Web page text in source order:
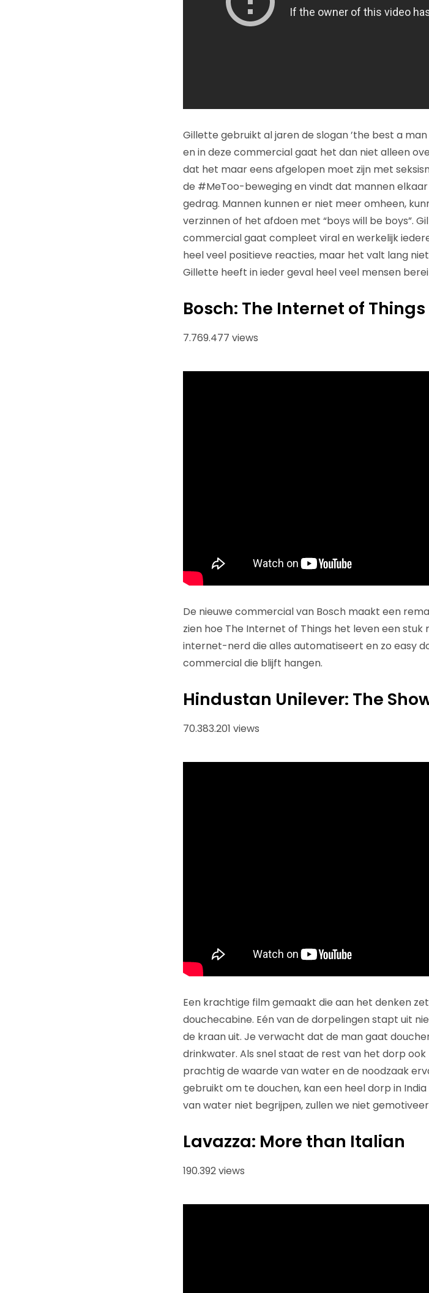
Gillette gebruikt al jaren de slogan ’the best a
en in deze commercial gaat het dan niet alleen
dat het maar eens afgelopen moet zijn met
de #MeToo-beweging en vindt dat mannen
gedrag. Mannen kunnen er niet meer omheen,
verzinnen of het afdoen met “boys will be boys”.
commercial gaat compleet viral en werkelijk
heel veel positieve reacties, maar het valt lang
Gillette heeft in ieder geval heel veel mensen
Bosch: The Internet of
7.769.477 views
De nieuwe commercial van Bosch maakt een
zien hoe The Internet of Things het leven een
internet-nerd die alles automatiseert en zo easy
commercial die blijft hangen.
Hindustan Unilever: The
70.383.201 views
Een krachtige film gemaakt die aan het denken
douchecabine. Eén van de dorpelingen stapt uit
de kraan uit. Je verwacht dat de man gaat
drinkwater. Als snel staat de rest van het dorp
prachtig de waarde van water en de noodzaak
gebruikt om te douchen, kan een heel dorp in
van water niet begrijpen, zullen we niet
Lavazza: More than Italian
190.392 views